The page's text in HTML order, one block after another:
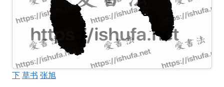
下草书 张旭